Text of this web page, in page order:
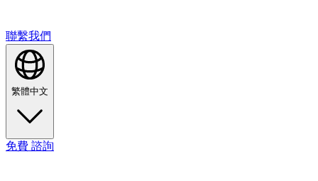
聯繫我們
繁體中文
免費 諮詢